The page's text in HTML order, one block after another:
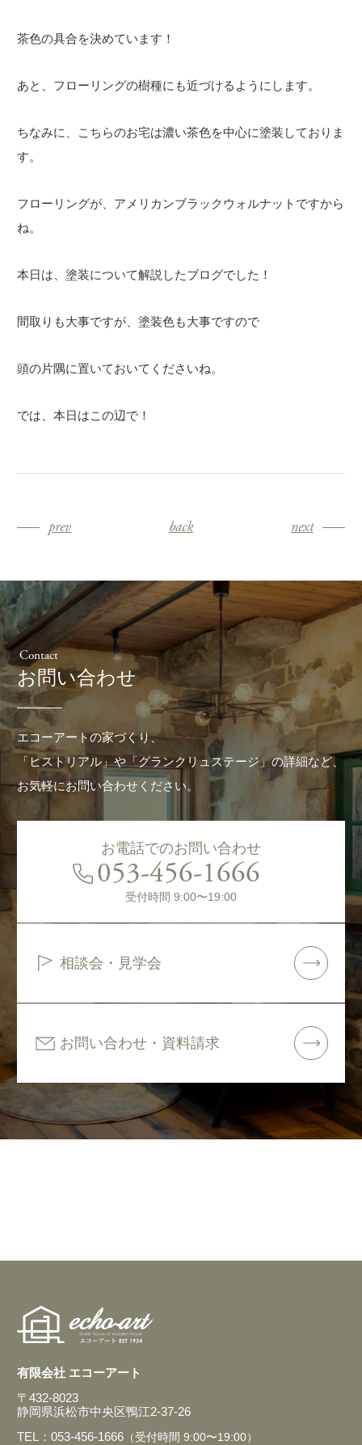
茶色の具合を決めています！
あと、フローリングの樹種にも近づけるようにします。
ちなみに、こちらのお宅は濃い茶色を中心に塗装しておりま
す。
フローリングが、アメリカンブラックウォルナットですから
ね。
本日は、塗装について解説したブログでした！
間取りも大事ですが、塗装色も大事ですので
頭の片隅に置いておいてくださいね。
では、本日はこの辺で！
prev back next
Contact
お問い合わせ
エコーアートの家づくり、
「ヒストリアル」や「グランクリュステージ」の詳細など、
お気軽にお問い合わせください。
お電話でのお問い合わせ
053-456-1666
受付時間 9:00〜19:00
相談会・見学会
お問い合わせ・資料請求
有限会社 エコーアート
〒432-8023
静岡県浜松市中央区鴨江2-37-26
TEL：053-456-1666 （受付時間 9:00〜19:00）